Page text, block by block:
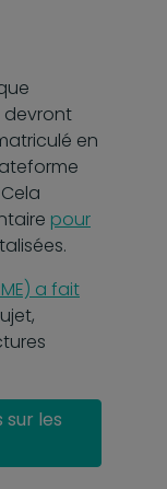
devront
en
pour
a fait
sur les